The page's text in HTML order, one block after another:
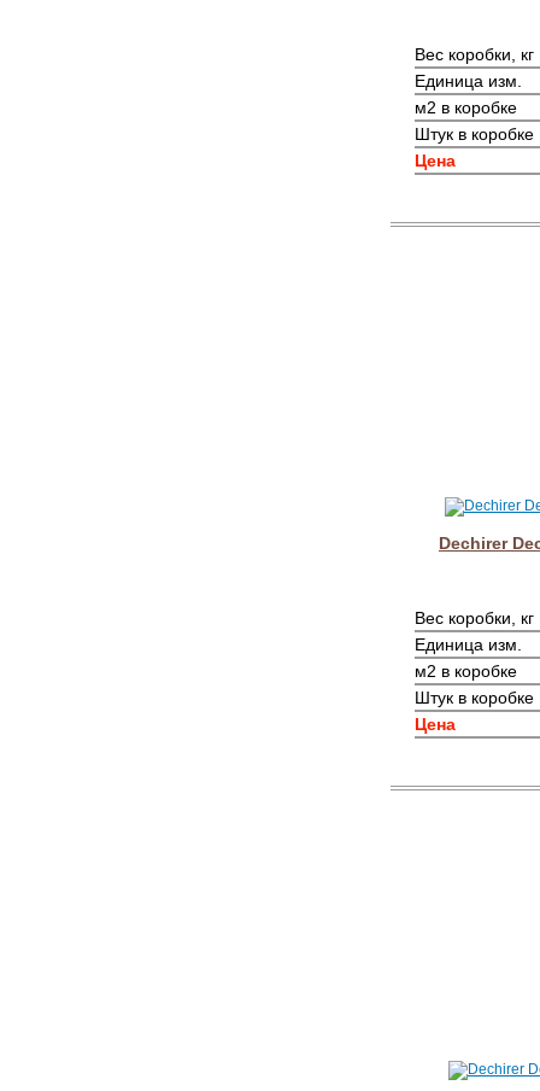
Вес коробки, кг
Единица изм.
м2 в коробке
Штук в коробке
Цена
Dechirer
Вес коробки, кг
Единица изм.
м2 в коробке
Штук в коробке
Цена